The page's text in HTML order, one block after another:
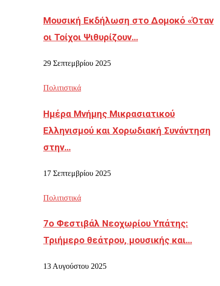
Μουσική Εκδήλωση στο Δομοκό «Όταν
οι Τοίχοι Ψιθυρίζουν…
29 Σεπτεμβρίου 2025
Πολιτιστικά
Ημέρα Μνήμης Μικρασιατικού
Ελληνισμού και Χορωδιακή Συνάντηση
στην…
17 Σεπτεμβρίου 2025
Πολιτιστικά
7ο Φεστιβάλ Νεοχωρίου Υπάτης:
Τριήμερο θεάτρου, μουσικής και…
13 Αυγούστου 2025